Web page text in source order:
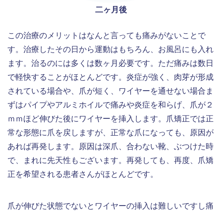
二ヶ月後
この治療のメリットはなんと言っても痛みがないことで
す。治療したその日から運動はもちろん、お風呂にも入れ
ます。治るのには多くは数ヶ月必要です。ただ痛みは数日
で軽快することがほとんどです。炎症が強く、肉芽が形成
されている場合や、爪が短く、ワイヤーを通せない場合ま
ずはパイプやアルミホイルで痛みや炎症を和らげ、爪が２
ｍｍほど伸びた後にワイヤーを挿入します。爪矯正では正
常な形態に爪を戻しますが、正常な爪になっても、原因が
あれば再発します。原因は深爪、合わない靴、ぶつけた時
で、まれに先天性もございます。再発しても、再度、爪矯
正を希望される患者さんがほとんどです。
爪が伸びた状態でないとワイヤーの挿入は難しいですし痛